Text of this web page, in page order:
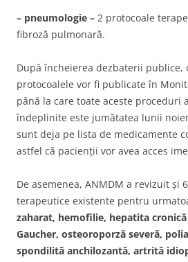
– pneumologie – 2 protocoale
fibroză pulmonară.
După încheierea dezbaterii publice,
protocoalele vor fi publicate în
până la care toate aceste proceduri
îndeplinite este jumătatea lunii
sunt deja pe lista de medicamente
astfel că pacienții vor avea acces
De asemenea, ANMDM a revizuit și
terapeutice existente pentru
zaharat, hemofilie, hepatita
Gaucher, osteoroporză severă,
spondilită anchilozantă, artrită